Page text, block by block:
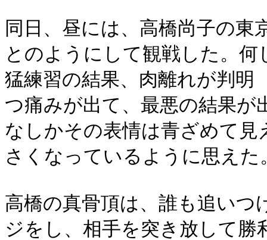
同日、昼には、高橋尚子の
とのようにして観戦した。
猛練習の結果、肉離れが判
つ痛みが出て、最悪の結果
なしかその表情は青ざめて
さくなっているように思えた
高橋の真骨頂は、誰も追い
ジをし、相手を突き放して